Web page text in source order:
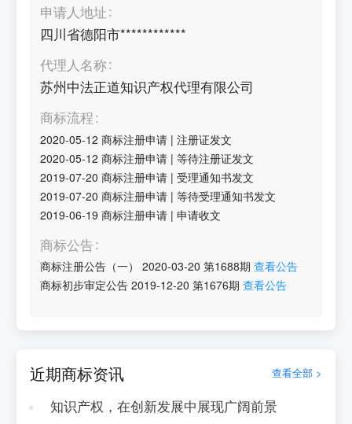
申请人地址
四川省德阳市************
代理人名称
苏州中法正道知识产权代理有限公司
商标流程
2020-05-12 商标注册申请 |注册证发文
2020-05-12 商标注册申请 |等待注册证发文
2019-07-20 商标注册申请 |受理通知书发文
2019-07-20 商标注册申请 |等待受理通知书发文
2019-06-19 商标注册申请 |申请收文
商标公告
商标注册公告（一） 2020-03-20 第1688期 查看公告
商标初步审定公告 2019-12-20 第1676期 查看公告
近期商标资讯 查看全部 >
知识产权，在创新发展中展现广阔前景